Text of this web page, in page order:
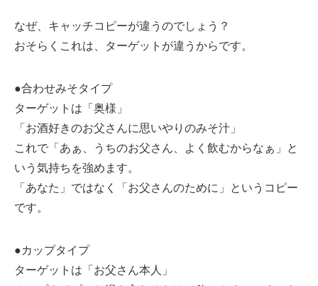
なぜ、キャッチコピーが違うのでしょう？
おそらくこれは、ターゲットが違うからです。
●合わせみそタイプ
ターゲットは「奥様」
「お酒好きのお父さんに思いやりのみそ汁」
これで「あぁ、うちのお父さん、よく飲むからなぁ」と
いう気持ちを強めます。
「あなた」ではなく「お父さんのために」というコピー
です。
●カップタイプ
ターゲットは「お父さん本人」